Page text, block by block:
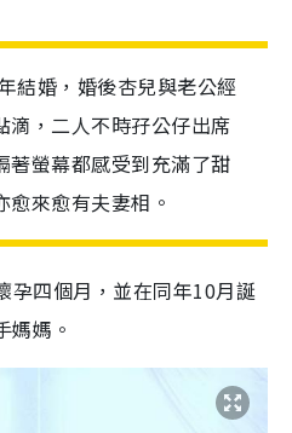
結婚，婚後杏兒與老公經
滴，二人不時孖公仔出席
著螢幕都感受到充滿了甜
來愈有夫妻相。
孕四個月，並在同年10月誕
媽媽。